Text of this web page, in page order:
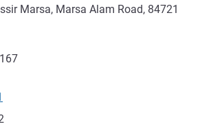
Marsa, Marsa Alam Road, 84721